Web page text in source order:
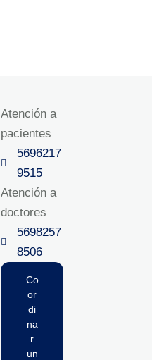
Atención a
pacientes
5696217
9515‬
Atención a
doctores
5698257
8506‬
Co
or
di
na
r
un